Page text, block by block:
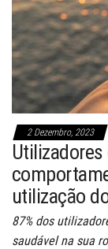
2 Dezembro, 2023
utilização
87% dos
saudável na sua